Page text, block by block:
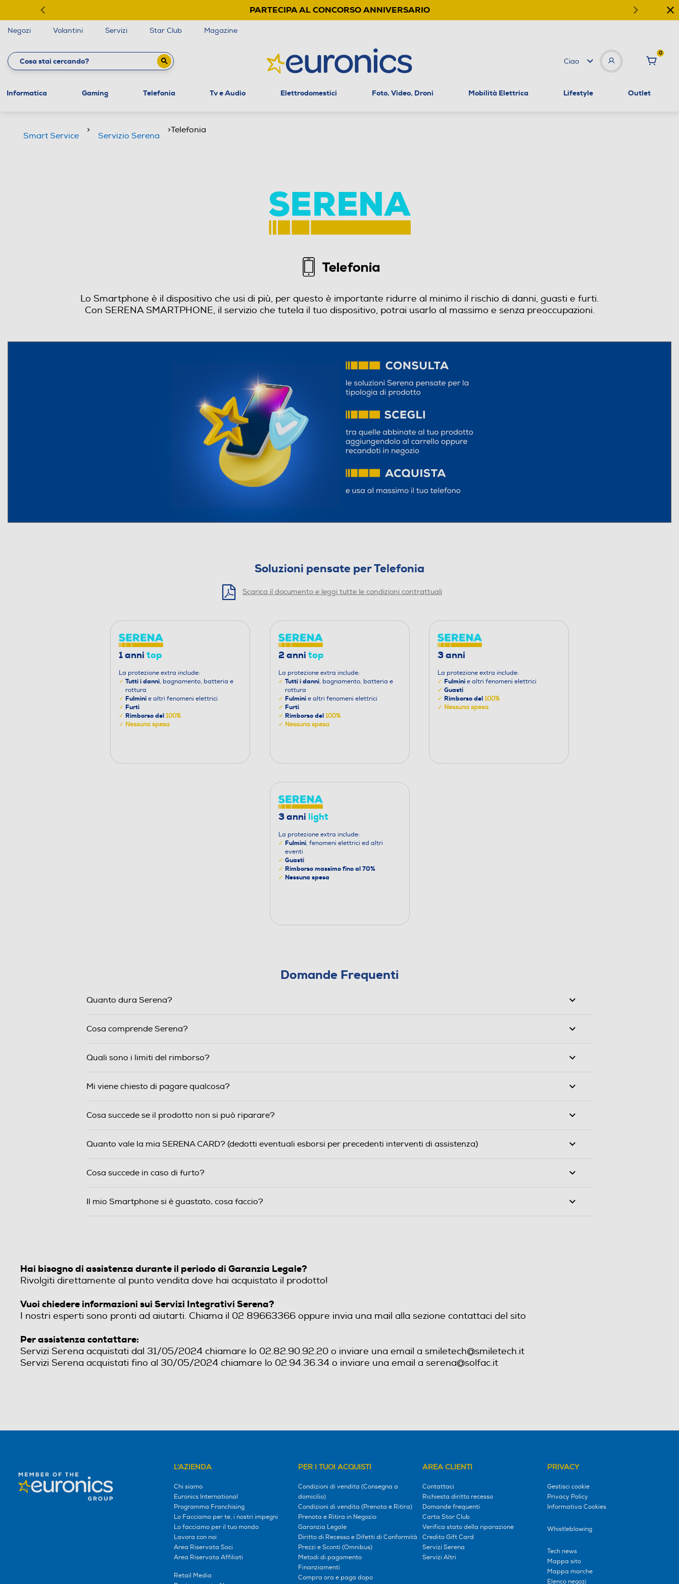
PARTECIPA AL CONCORSO ANNIVERSARIO
Negozi Volantini Servizi Star Club Magazine
Ciao
0
Informatica Gaming Telefonia Tv e Audio Elettrodomestici Foto, Video, Droni Mobilità Elettrica Lifestyle Outlet
Smart Service
>
Servizio Serena
>Telefonia
Lo Smartphone è il dispositivo che usi di più, per questo è importante ridurre al minimo il rischio di danni, guasti e furti.
Con SERENA SMARTPHONE, il servizio che tutela il tuo dispositivo, potrai usarlo al massimo e senza preoccupazioni.
Soluzioni pensate per Telefonia
Scarica il documento e leggi tutte le condizioni contrattuali
1 anni top
La protezione extra include:
✓ Tutti i danni, bagnamento, batteria e
rottura
✓ Fulmini e altri fenomeni elettrici
✓ Furti
✓ Rimborso del100%
✓ Nessuna spesa
2 anni top
La protezione extra include:
✓ Tutti i danni, bagnamento, batteria e
rottura
✓ Fulminie altri fenomeni elettrici
✓ Furti
✓ Rimborso del 100%
✓ Nessuna spesa
3 anni
La protezione extra include:
✓ Fulminie altri fenomeni elettrici
✓ Guasti
✓ Rimborso del 100%
✓ Nessuna spesa
3 anni light
La protezione extra include:
✓ Fulmini, fenomeni elettrici ed altri
eventi
✓ Guasti
✓ Rimborso massimo fino al 70%
✓ Nessuna spesa
Domande Frequenti
Quanto dura Serena?
Cosa comprende Serena?
Quali sono i limiti del rimborso?
Mi viene chiesto di pagare qualcosa?
Cosa succede se il prodotto non si può riparare?
Quanto vale la mia SERENA CARD? (dedotti eventuali esborsi per precedenti interventi di assistenza)
Cosa succede in caso di furto?
Il mio Smartphone si è guastato, cosa faccio?
Hai bisogno di assistenza durante il periodo di Garanzia Legale?
Rivolgiti direttamente al punto vendita dove hai acquistato il prodotto!
Vuoi chiedere informazioni sui Servizi Integrativi Serena?
I nostri esperti sono pronti ad aiutarti. Chiama il 02 89663366 oppure invia una mail alla sezione contattaci del sito
Per assistenza contattare:
Servizi Serena acquistati dal 31/05/2024 chiamare lo 02.82.90.92.20 o inviare una email a smiletech@smiletech.it
Servizi Serena acquistati fino al 30/05/2024 chiamare lo 02.94.36.34 o inviare una email a serena@solfac.it
L'AZIENDA
Chi siamo
Euronics International
Programma Franchising
Lo Facciamo per te, i nostri impegni
Lo facciamo per il tuo mondo
Lavora con noi
Area Riservata Soci
Area Riservata Affiliati
Retail Media
PER I TUOI ACQUISTI
Condizioni di vendita (Consegna a
domicilio)
Condizioni di vendita (Prenota e Ritira)
Prenota e Ritira in Negozio
Garanzia Legale
Diritto di Recesso e Difetti di Conformità
Prezzi e Sconti (Omnibus)
Metodi di pagamento
Finanziamenti
Compra ora e paga dopo
AREA CLIENTI
Contattaci
Richiesta diritto recesso
Domande frequenti
Carta Star Club
Verifica stato della riparazione
Credito Gift Card
Servizi Serena
Servizi Altri
PRIVACY
Gestisci cookie
Privacy Policy
Informativa Cookies
Whistleblowing
Tech news
Mappa sito
Mappa marche
Elenco negozi